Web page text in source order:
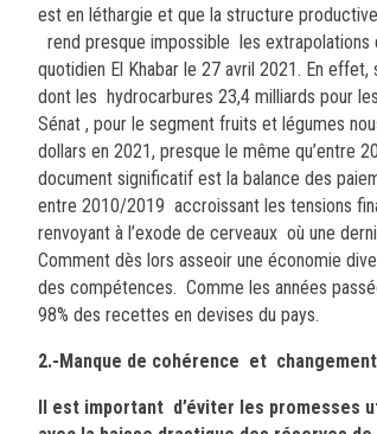
est en léthargie et que la structure
rend presque impossible les extrapolations
quotidien El Khabar le 27 avril 2021. En
dont les hydrocarbures 23,4 milliards pour
Sénat , pour le segment fruits et légumes
dollars en 2021, presque le même qu’entre
document significatif est la balance des
entre 2010/2019 accroissant les tensions
renvoyant à l’exode de cerveaux où une
Comment dès lors asseoir une économie
des compétences. Comme les années
98% des recettes en devises du pays.
2.-Manque de cohérence et
Il est important d’éviter les promesses